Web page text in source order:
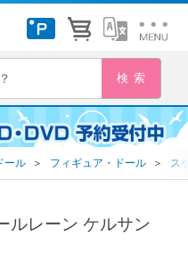
ール ＞ フィギュア・ドール ＞ ス
ルレーン ケルサン